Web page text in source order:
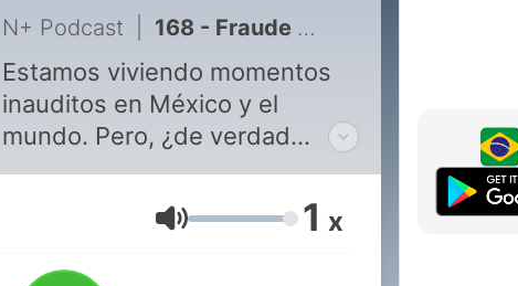
N+ Podcast 168 - Fraude en el examen de admisión ¿Desde cuándo es tan difícil entrar a la UNAM? | Episodio 153
Estamos viviendo momentos
inauditos en México y el
mundo. Pero, ¿de verdad
podemos decir que nada de
esto había pasado antes como
un Déjà Vu? En este pódcast,
todos los jueves vamos a
Volume 1 x